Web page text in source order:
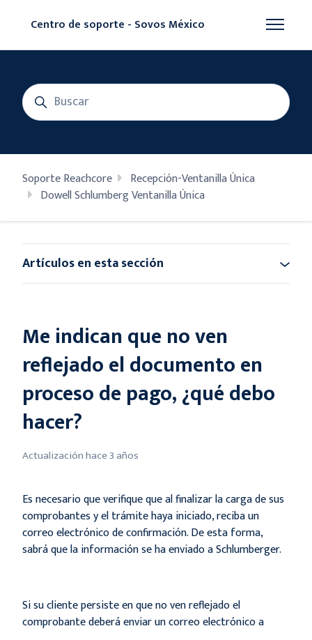
Centro de soporte - Sovos México
Abrir/
Búsqueda
Soporte Reachcore
Recepción-Ventanilla Única
Dowell Schlumberg Ventanilla Única
Me indican que no ven
reflejado el documento en
proceso de pago, ¿qué debo
hacer?
Actualizaciónhace 3 años
Es necesario que verifique que al finalizar la carga de sus
comprobantes y el trámite haya iniciado, reciba un
correo electrónico de confirmación. De esta forma,
sabrá que la información se ha enviado a Schlumberger.
Si su cliente persiste en que no ven reflejado el
comprobante deberá enviar un correo electrónico a
Artículos en esta sección